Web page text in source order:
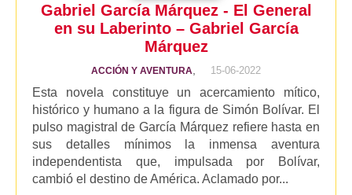
Gabriel García Márquez - El General
en su Laberinto – Gabriel García
Márquez
ACCIÓN Y AVENTURA 15-06-2022
Esta novela constituye un acercamiento mítico,
histórico y humano a la figura de Simón Bolívar. El
pulso magistral de García Márquez refiere hasta en
sus detalles mínimos la inmensa aventura
independentista que, impulsada por Bolívar,
cambió el destino de América. Aclamado por...